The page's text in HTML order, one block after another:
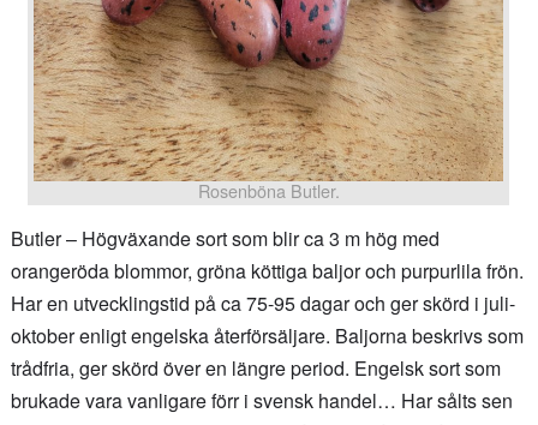
Rosenböna Butler.
Butler – Högväxande sort som blir ca 3 m hög med
orangeröda blommor, gröna köttiga baljor och purpurlila frön.
Har en utvecklingstid på ca 75-95 dagar och ger skörd i juli-
oktober enligt engelska återförsäljare. Baljorna beskrivs som
trådfria, ger skörd över en längre period. Engelsk sort som
brukade vara vanligare förr i svensk handel… Har sålts sen